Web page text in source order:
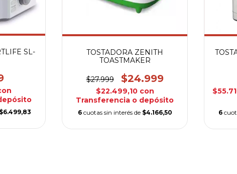
SL-
$6.499,83
TOSTADORA ZENITH
TOASTMAKER
$27.999 $24.999
$22.499,10 con
Transferencia o depósito
6 cuotas sin interés de $4.166,50 6